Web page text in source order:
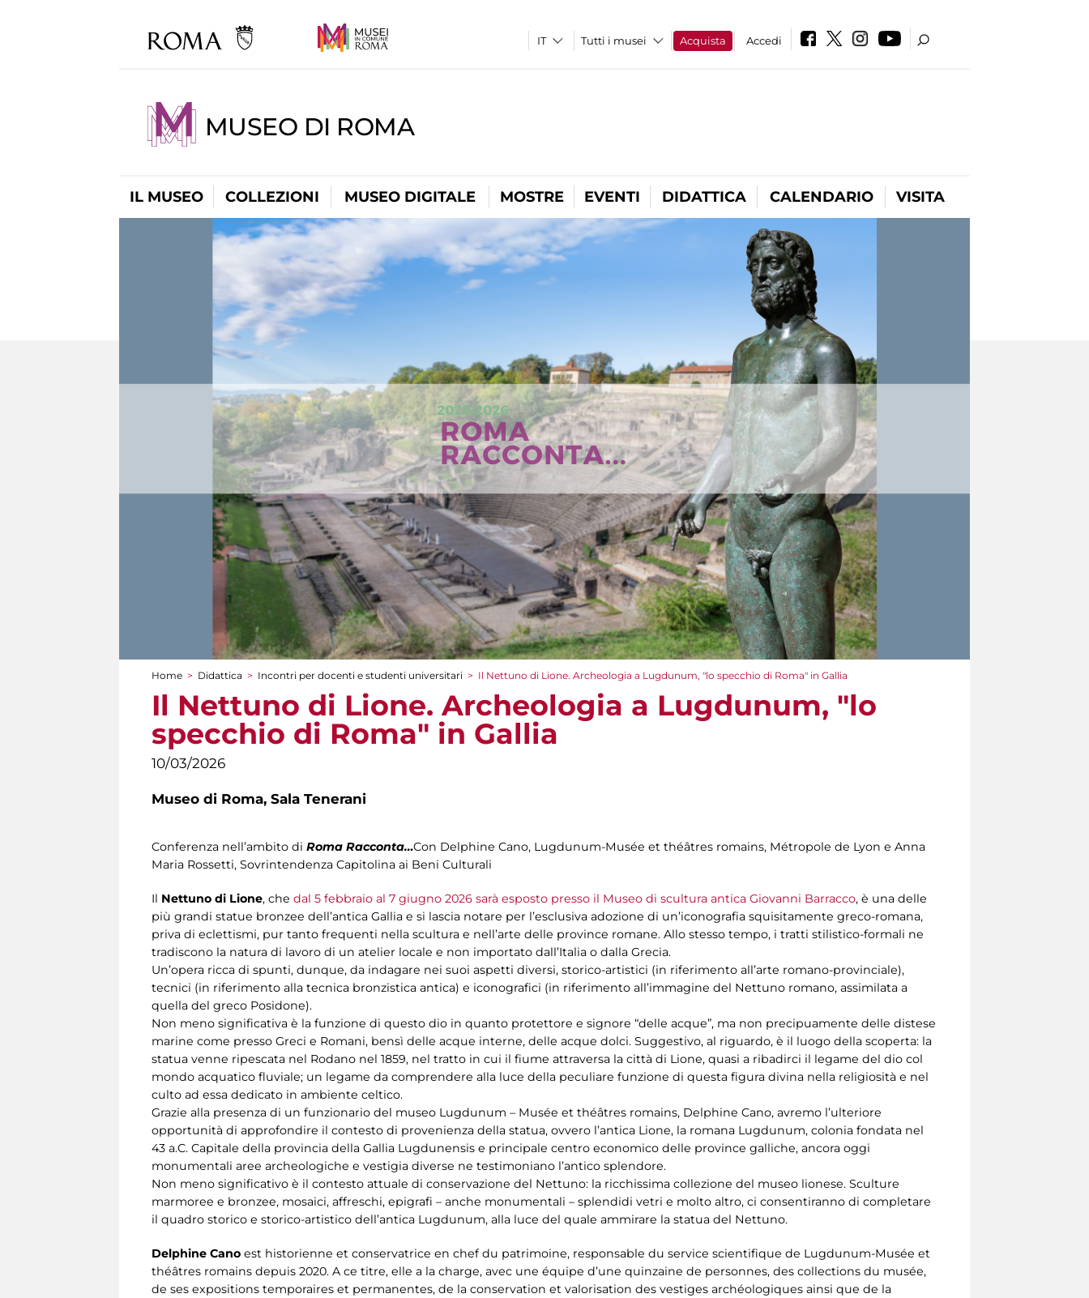
Tutti i musei Acquista Accedi
MUSEO DI ROMA
IL MUSEO COLLEZIONI MUSEO DIGITALE MOSTRE EVENTI DIDATTICA CALENDARIO VISITA
Tu sei qui
Home > Didattica > Incontri per docenti e studenti universitari > Il Nettuno di Lione. Archeologia a Lugdunum, "lo specchio di Roma" in Gallia
Il Nettuno di Lione. Archeologia a Lugdunum, "lo
specchio di Roma" in Gallia
10/03/2026
Museo di Roma, Sala Tenerani
Conferenza nell’ambito di Roma Racconta…Con Delphine Cano, Lugdunum-Musée et théâtres romains, Métropole de Lyon e Anna
Maria Rossetti, Sovrintendenza Capitolina ai Beni Culturali
Il Nettuno di Lione, che dal 5 febbraio al 7 giugno 2026 sarà esposto presso il Museo di scultura antica Giovanni Barracco, è una delle
più grandi statue bronzee dell’antica Gallia e si lascia notare per l’esclusiva adozione di un’iconografia squisitamente greco-romana,
priva di eclettismi, pur tanto frequenti nella scultura e nell’arte delle province romane. Allo stesso tempo, i tratti stilistico-formali ne
tradiscono la natura di lavoro di un atelier locale e non importato dall’Italia o dalla Grecia.
Un’opera ricca di spunti, dunque, da indagare nei suoi aspetti diversi, storico-artistici (in riferimento all’arte romano-provinciale),
tecnici (in riferimento alla tecnica bronzistica antica) e iconografici (in riferimento all’immagine del Nettuno romano, assimilata a
quella del greco Posidone).
Non meno significativa è la funzione di questo dio in quanto protettore e signore “delle acque”, ma non precipuamente delle distese
marine come presso Greci e Romani, bensì delle acque interne, delle acque dolci. Suggestivo, al riguardo, è il luogo della scoperta: la
statua venne ripescata nel Rodano nel 1859, nel tratto in cui il fiume attraversa la città di Lione, quasi a ribadirci il legame del dio col
mondo acquatico fluviale; un legame da comprendere alla luce della peculiare funzione di questa figura divina nella religiosità e nel
culto ad essa dedicato in ambiente celtico.
Grazie alla presenza di un funzionario del museo Lugdunum – Musée et théâtres romains, Delphine Cano, avremo l’ulteriore
opportunità di approfondire il contesto di provenienza della statua, ovvero l’antica Lione, la romana Lugdunum, colonia fondata nel
43 a.C. Capitale della provincia della Gallia Lugdunensis e principale centro economico delle province galliche, ancora oggi
monumentali aree archeologiche e vestigia diverse ne testimoniano l’antico splendore.
Non meno significativo è il contesto attuale di conservazione del Nettuno: la ricchissima collezione del museo lionese. Sculture
marmoree e bronzee, mosaici, affreschi, epigrafi – anche monumentali – splendidi vetri e molto altro, ci consentiranno di completare
il quadro storico e storico-artistico dell’antica Lugdunum, alla luce del quale ammirare la statua del Nettuno.
Delphine Cano est historienne et conservatrice en chef du patrimoine, responsable du service scientifique de Lugdunum-Musée et
théâtres romains depuis 2020. A ce titre, elle a la charge, avec une équipe d’une quinzaine de personnes, des collections du musée,
de ses expositions temporaires et permanentes, de la conservation et valorisation des vestiges archéologiques ainsi que de la